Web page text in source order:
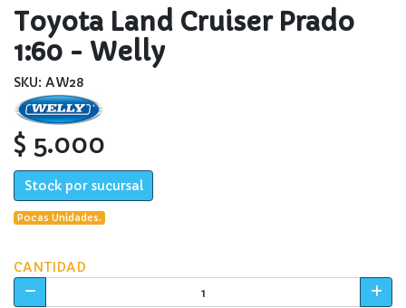
Toyota Land Cruiser Prado
1:60 - Welly
SKU: AW28
$ 5.000
Stock por sucursal
Pocas Unidades.
CANTIDAD